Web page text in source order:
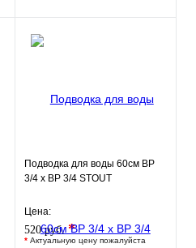
Подводка для воды 60см ВР
3/4 х ВР 3/4 STOUT
Цена:
520 руб. *
* Актуальную цену пожалуйста